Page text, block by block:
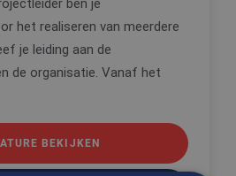
ben je
het realiseren van meerdere
je leiding aan de
de organisatie. Vanaf het
BEKIJKEN